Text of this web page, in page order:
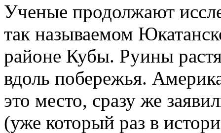
Ученые продолжают
так называемом
районе Кубы. Руины
вдоль побережья.
это место, сразу же
(уже который раз в